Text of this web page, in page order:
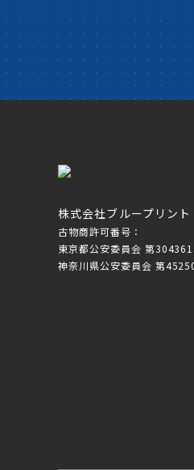
株式会社ブループリント
古物商許可番号：
東京都公安委員会 第
神奈川県公安委員会 第